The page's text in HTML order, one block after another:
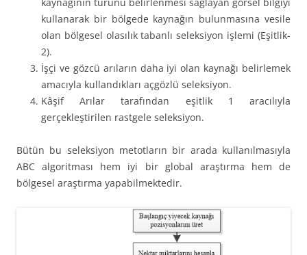
kullanarak bir bölgede kaynağın bulunmasına vesile
olan bölgesel olasılık tabanlı seleksiyon işlemi (Eşitlik-
2).
İşçi ve gözcü arıların daha iyi olan kaynağı belirlemek
amacıyla kullandıkları açgözlü seleksiyon.
Kâşif Arılar tarafından eşitlik 1 aracılıyla
gerçekleştirilen rastgele seleksiyon.
Bütün bu seleksiyon metotların bir arada kullanılmasıyla
ABC algoritması hem iyi bir global araştırma hem de
bölgesel araştırma yapabilmektedir.